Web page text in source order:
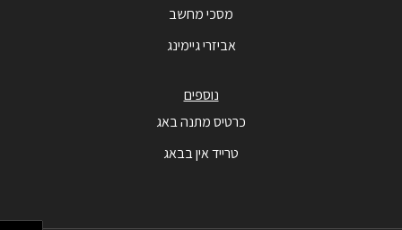
מסכי מחשב
אביזרי גיימינג
נוספים
כרטיס מתנה באג
טרייד אין בבאג